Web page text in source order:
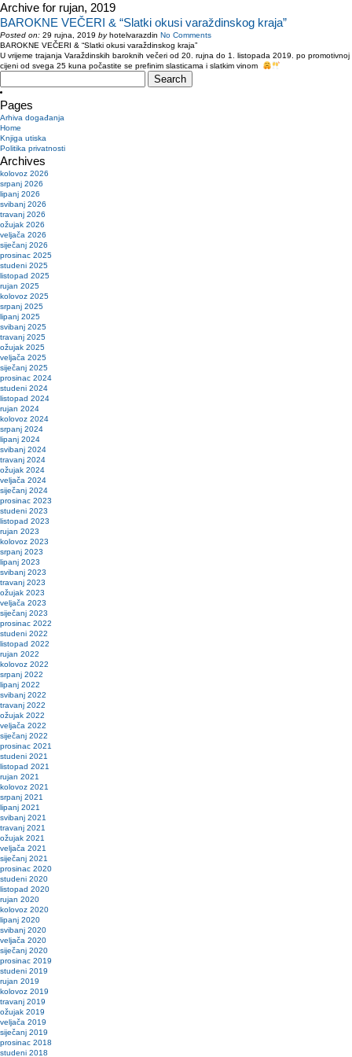
Archive for rujan, 2019
BAROKNE VEČERI & “Slatki okusi varaždinskog kraja”
Posted on: 29 rujna, 2019 byhotelvarazdin No Comments
BAROKNE VEČERI & “Slatki okusi varaždinskog kraja”
U vrijeme trajanja Varaždinskih baroknih večeri od 20. rujna do 1. listopada 2019. po promotivnoj
cijeni od svega 25 kuna počastite se prefinim slasticama i slatkim vinom
for:
Pages
Arhiva događanja
Home
Knjiga utiska
Politika privatnosti
Archives
kolovoz 2026
srpanj 2026
lipanj 2026
svibanj 2026
travanj 2026
ožujak 2026
veljača 2026
siječanj 2026
prosinac 2025
studeni 2025
listopad 2025
rujan 2025
kolovoz 2025
srpanj 2025
lipanj 2025
svibanj 2025
travanj 2025
ožujak 2025
veljača 2025
siječanj 2025
prosinac 2024
studeni 2024
listopad 2024
rujan 2024
kolovoz 2024
srpanj 2024
lipanj 2024
svibanj 2024
travanj 2024
ožujak 2024
veljača 2024
siječanj 2024
prosinac 2023
studeni 2023
listopad 2023
rujan 2023
kolovoz 2023
srpanj 2023
lipanj 2023
svibanj 2023
travanj 2023
ožujak 2023
veljača 2023
siječanj 2023
prosinac 2022
studeni 2022
listopad 2022
rujan 2022
kolovoz 2022
srpanj 2022
lipanj 2022
svibanj 2022
travanj 2022
ožujak 2022
veljača 2022
siječanj 2022
prosinac 2021
studeni 2021
listopad 2021
rujan 2021
kolovoz 2021
srpanj 2021
lipanj 2021
svibanj 2021
travanj 2021
ožujak 2021
veljača 2021
siječanj 2021
prosinac 2020
studeni 2020
listopad 2020
rujan 2020
kolovoz 2020
lipanj 2020
svibanj 2020
veljača 2020
siječanj 2020
prosinac 2019
studeni 2019
rujan 2019
kolovoz 2019
travanj 2019
ožujak 2019
veljača 2019
siječanj 2019
prosinac 2018
studeni 2018